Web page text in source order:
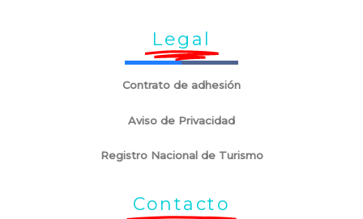
Legal
Contrato de adhesión
Aviso de Privacidad
Registro Nacional de Turismo
Contacto